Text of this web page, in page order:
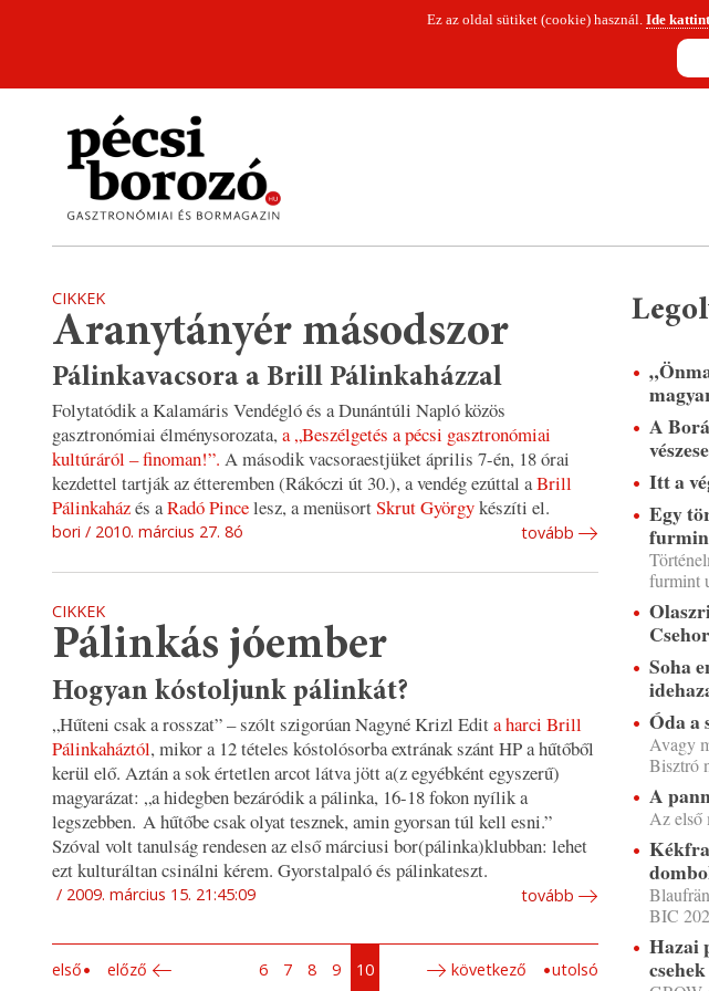
Ez az oldal sütiket (cookie) használ. Ide
CIKKEK
Aranytányér másodszor
Pálinkavacsora a Brill Pálinkaházzal
Folytatódik a Kalamáris Vendégló és a Dunántúli Napló közös
gasztronómiai élménysorozata,a „Beszélgetés a pécsi gasztronómiai
kultúráról – finoman!”. A második vacsoraestjüket április 7-én, 18 órai
kezdettel tartják az étteremben (Rákóczi út 30.), a vendég ezúttal aBrill
Pálinkaházés aRadó Pincelesz, a menüsortSkrut Györgykészíti el.
bori 2010. március 27. 8ó tovább
CIKKEK
Pálinkás jóember
Hogyan kóstoljunk pálinkát?
„Hűteni csak a rosszat”– szólt szigorúan Nagyné Krizl Edita harci Brill
Pálinkaháztól, mikor a 12 tételes kóstolósorba extrának szánt HP a hűtőből
kerül elő. Aztán a sok értetlen arcot látva jött a(z egyébként egyszerű)
magyarázat: „a hidegben bezáródik a pálinka, 16-18 fokon nyílik a
legszebben. A hűtőbe csak olyat tesznek, amin gyorsan túl kell esni.”
Szóval volt tanulság rendesen az első márciusi bor(pálinka)klubban: lehet
ezt kulturáltan csinálni kérem. Gyorstalpaló és pálinkateszt.
2009. március 15. 21:45:09 tovább
első előző 6 7 8 9 10 következő utolsó
A
Itt a
Egy
furmint
Soha
Óda a
Avagy
Bisztró
A
Az első
BIC
Hazai
csehek